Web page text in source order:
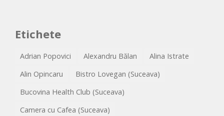
Etichete
Adrian Popovici Alexandru Bălan
Alina Istrate
Alin Opincaru
Bistro Lovegan (Suceava)
Bucovina Health Club (Suceava)
Camera cu Cafea (Suceava)